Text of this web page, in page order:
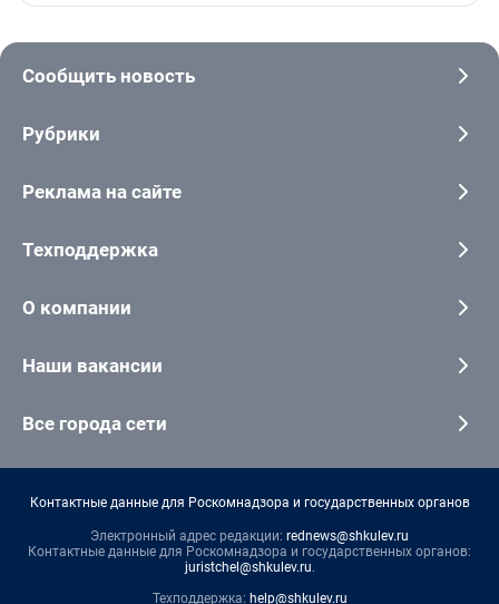
Сообщить новость
Рубрики
Реклама на сайте
Техподдержка
О компании
Наши вакансии
Все города сети
Контактные данные для Роскомнадзора и государственных органов
Электронный адрес редакции: rednews@shkulev.ru
Контактные данные для Роскомнадзора и государственных органов:
juristchel@shkulev.ru.
Техподдержка: help@shkulev.ru